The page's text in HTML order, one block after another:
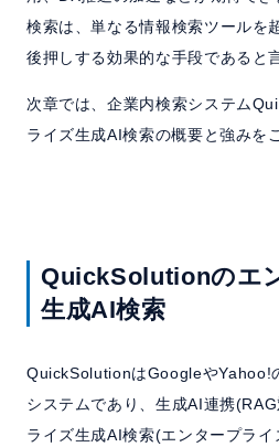
検索は、単なる情報検索ツールを
後押しする効果的な手段であると
次章では、企業内検索システム
ライズ生成AI検索の概要と強みを
QuickSolutionのエ
生成AI検索
QuickSolutionはGoogleやYahoo!
システムであり、生成AI連携
ライズ生成AI検索(エンタープラ